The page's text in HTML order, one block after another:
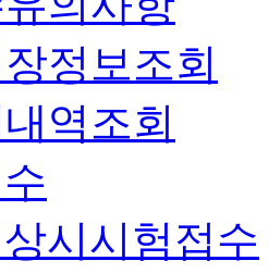
정보조회
역조회
시시험접수